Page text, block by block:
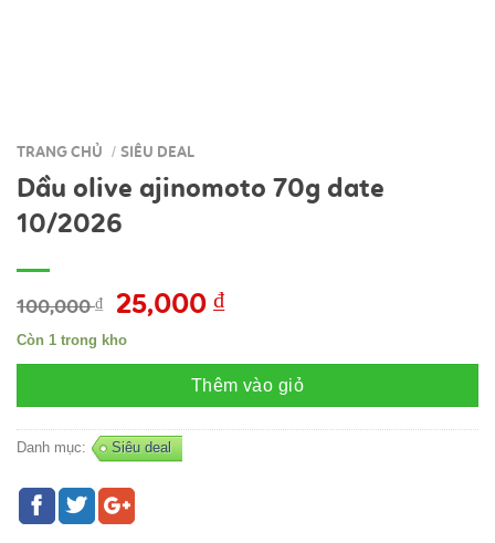
TRANG CHỦ / SIÊU DEAL
Dầu olive ajinomoto 70g date
10/2026
100,000₫
Giá
là:
100,000 ₫.
25,000₫Giá
là:
25,000 ₫.
Còn 1 trong kho
Thêm vào giỏ
Danh mục: Siêu deal